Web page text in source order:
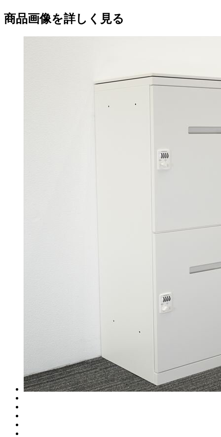
商品画像を詳しく見る